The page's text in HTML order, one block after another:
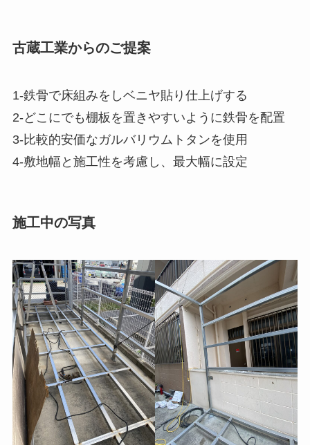
古蔵工業からのご提案
1-鉄骨で床組みをしベニヤ貼り仕上げする
2-どこにでも棚板を置きやすいように鉄骨を配置
3-比較的安価なガルバリウムトタンを使用
4-敷地幅と施工性を考慮し、最大幅に設定
施工中の写真